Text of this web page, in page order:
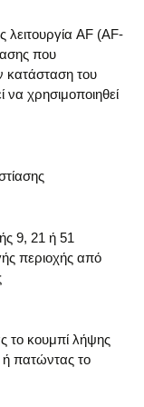
λειτουργία AF (AF-
που
κατάσταση του
να χρησιμοποιηθεί
9, 21 ή 51
περιοχής από
το κουμπί λήψης
ή πατώντας το